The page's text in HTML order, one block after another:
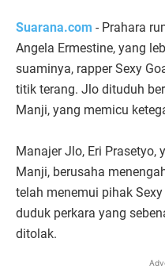
Suarana.com - Prahara
Angela Ermestine, yang
suaminya, rapper Sexy
titik terang. Jlo dituduh
Manji, yang memicu
Manajer Jlo, Eri Prasetyo,
Manji, berusaha
telah menemui pihak
duduk perkara yang
ditolak.